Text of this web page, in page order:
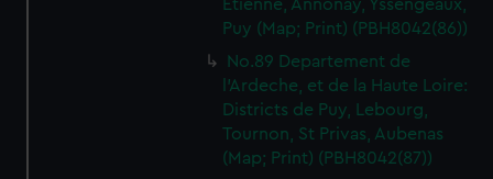
Etienne, Annonay, Yssengeaux,
Puy (Map; Print) (PBH8042(86))
No.89 Departement de
l'Ardeche, et de la Haute Loire:
Districts de Puy, Lebourg,
Tournon, St Privas, Aubenas
(Map; Print) (PBH8042(87))